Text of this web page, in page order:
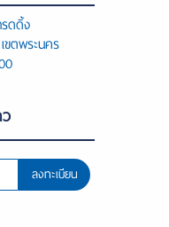
ดดิ้ง
ตพระนคร
ลงทะเบียน